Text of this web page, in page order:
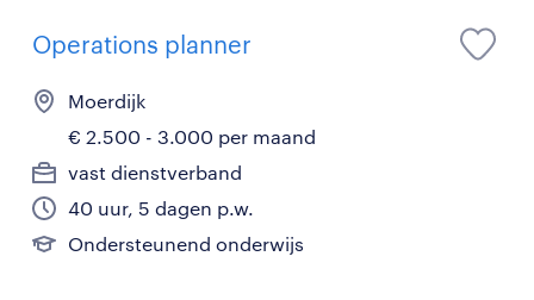
Operations planner
Moerdijk
€ 2.500 - 3.000 per maand
vast dienstverband
40 uur, 5 dagen p.w.
Ondersteunend onderwijs